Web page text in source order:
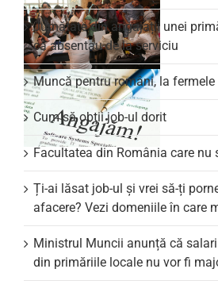
Jumătate din angajații unei
că absentau de la serviciu
Muncă pentru români, la
Cum să obții job-ul dorit
Facultatea din România care nu
Ți-ai lăsat job-ul și vrei să-ți
afacere? Vezi domeniile în care
Ministrul Muncii anunță că
din primăriile locale nu vor fi